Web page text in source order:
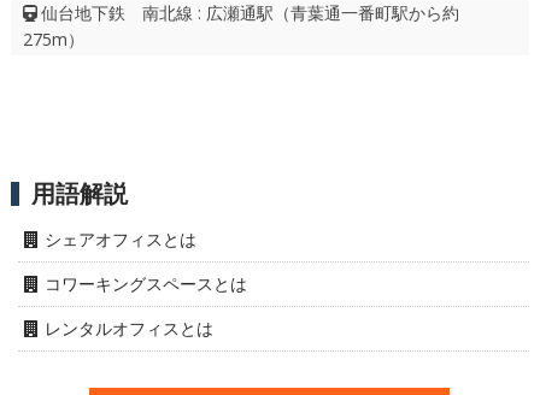
仙台地下鉄 南北線 : 広瀬通駅（青葉通一番町駅から約
275m）
用語解説
シェアオフィスとは
コワーキングスペースとは
レンタルオフィスとは